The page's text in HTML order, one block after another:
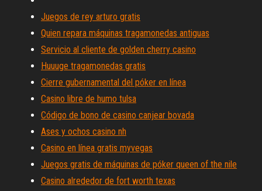
Juegos de rey arturo gratis
Quien repara máquinas tragamonedas antiguas
Servicio al cliente de golden cherry casino
Huuuge tragamonedas gratis
Cierre gubernamental del póker en línea
Casino libre de humo tulsa
Código de bono de casino canjear bovada
Ases y ochos casino nh
Casino en línea gratis myvegas
Juegos gratis de máquinas de póker queen of the nile
Casino alrededor de fort worth texas